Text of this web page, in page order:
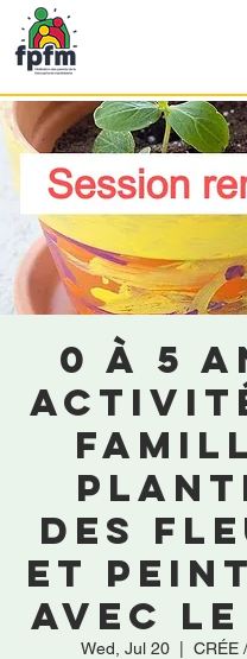
0 à 5
des
et
avec
Wed, Jul 20 CRÉE